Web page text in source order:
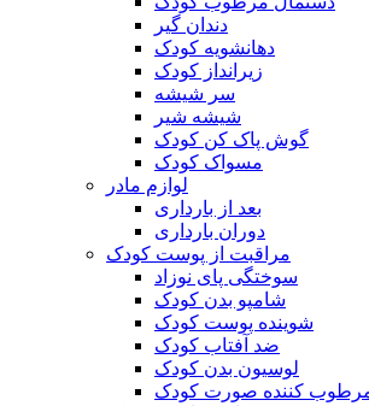
دندان گیر
دهانشویه کودک
زیرانداز کودک
سر شیشه
شیشه شیر
گوش پاک کن کودک
مسواک کودک
لوازم مادر
بعد از بارداری
دوران بارداری
مراقبت از پوست کودک
سوختگی پای نوزاد
شامپو بدن کودک
شوینده پوست کودک
ضد آفتاب کودک
لوسیون بدن کودک
کننده صورت کودک